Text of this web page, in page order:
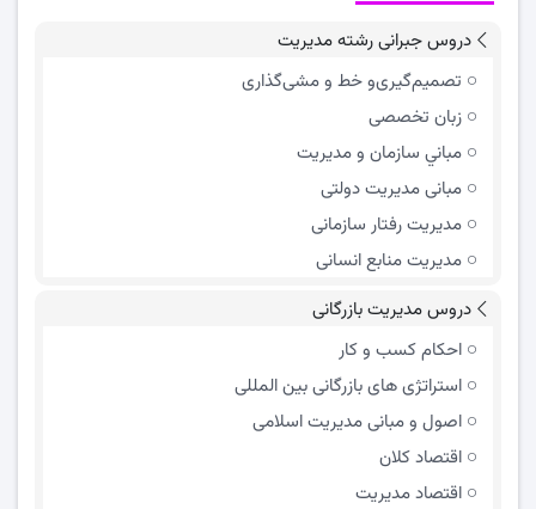
دروس جبرانی رشته مدیریت
تصمیم‌گیری‌و خط و مشی‌گذاری
زبان تخصصی
مباني سازمان و مديريت
مبانی مدیریت دولتی
مدیریت رفتار سازمانی
مدیریت منابع انسانی
دروس مدیریت بازرگانی
احکام کسب و کار
استراتژی های بازرگانی بین المللی
اصول و مبانی مدیریت اسلامی
اقتصاد کلان
اقتصاد مدیریت